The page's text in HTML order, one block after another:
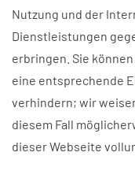
Nutzung und der
Dienstleistungen
erbringen. Sie
eine entsprechende
verhindern; wir
diesem Fall
dieser Webseite